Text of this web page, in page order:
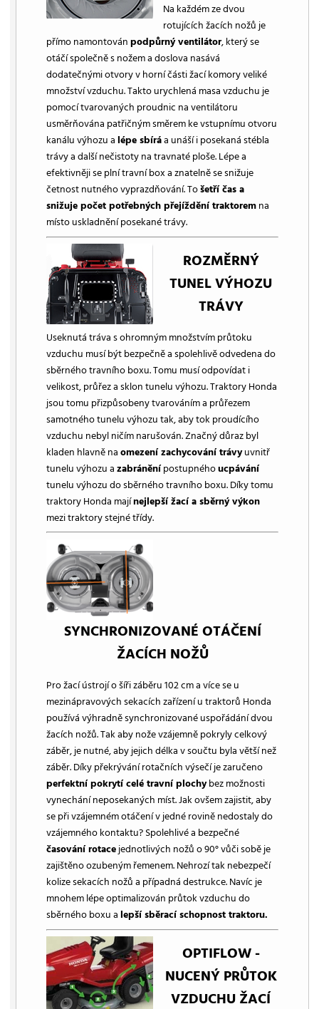
Na každém ze dvou
rotujících žacích nožů je
přímo namontovánpodpůrný ventilátor, který se
otáčí společně s nožem a doslova nasává
dodatečnými otvory v horní části žací komory veliké
množství vzduchu. Takto urychlená masa vzduchu je
pomocí tvarovaných proudnic na ventilátoru
usměrňována patřičným směrem ke vstupnímu otvoru
kanálu výhozu alépe sbíráa unáší i posekaná stébla
trávy a další nečistoty na travnaté ploše. Lépe a
efektivněji se plní travní box a znatelně se snižuje
četnost nutného vyprazdňování. Tošetří čas a
snižuje počet potřebných přejíždění traktoremna
místo uskladnění posekané trávy.
ROZMĚRNÝ
TUNEL VÝHOZU
TRÁVY
Useknutá tráva s ohromným množstvím průtoku
vzduchu musí být bezpečně a spolehlivě odvedena do
sběrného travního boxu. Tomu musí odpovídat i
velikost, průřez a sklon tunelu výhozu. Traktory Honda
jsou tomu přizpůsobeny tvarováním a průřezem
samotného tunelu výhozu tak, aby tok proudícího
vzduchu nebyl ničím narušován. Značný důraz byl
kladen hlavně naomezení zachycování trávyuvnitř
tunelu výhozu azabráněnípostupnéhoucpávání
tunelu výhozu do sběrného travního boxu. Díky tomu
traktory Honda majínejlepší žací a sběrný výkon
mezi traktory stejné třídy.
SYNCHRONIZOVANÉ OTÁČENÍ
ŽACÍCH NOŽŮ
Pro žací ústrojí o šíři záběru 102 cm a více se u
mezinápravových sekacích zařízení u traktorů Honda
používá výhradně synchronizované uspořádání dvou
žacích nožů. Tak aby nože vzájemně pokryly celkový
záběr, je nutné, aby jejich délka v součtu byla větší než
záběr. Díky překrývání rotačních výsečí je zaručeno
perfektní pokrytí celé travní plochybez možnosti
vynechání neposekaných míst. Jak ovšem zajistit, aby
se při vzájemném otáčení v jedné rovině nedostaly do
vzájemného kontaktu? Spolehlivé a bezpečné
časování rotacejednotlivých nožů o 90° vůči sobě je
zajištěno ozubeným řemenem. Nehrozí tak nebezpečí
kolize sekacích nožů a případná destrukce. Navíc je
mnohem lépe optimalizován průtok vzduchu do
sběrného boxu alepší sběrací schopnost traktoru.
OPTIFLOW -
NUCENÝ PRŮTOK
VZDUCHU ŽACÍ